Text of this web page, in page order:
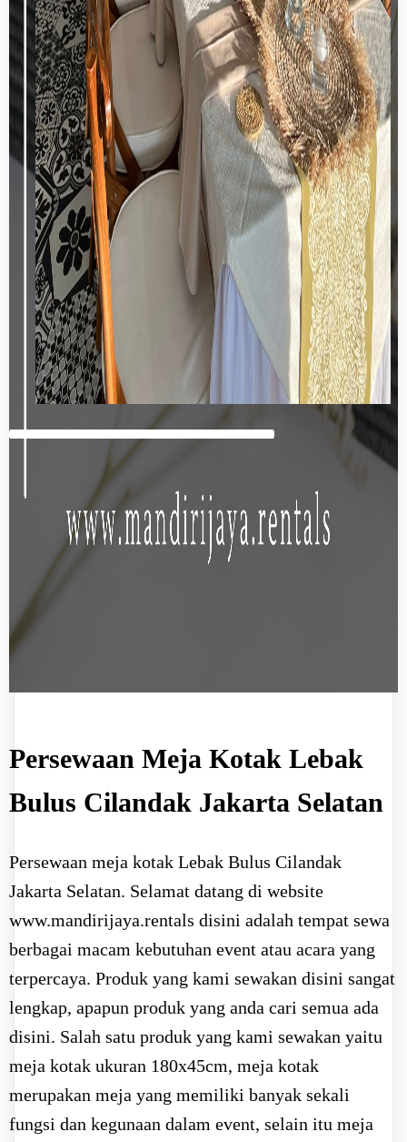
Persewaan Meja Kotak Lebak
Bulus Cilandak Jakarta Selatan
Persewaan meja kotak Lebak Bulus Cilandak
Jakarta Selatan. Selamat datang di website
www.mandirijaya.rentals disini adalah tempat sewa
berbagai macam kebutuhan event atau acara yang
terpercaya. Produk yang kami sewakan disini sangat
lengkap, apapun produk yang anda cari semua ada
disini. Salah satu produk yang kami sewakan yaitu
meja kotak ukuran 180x45cm, meja kotak
merupakan meja yang memiliki banyak sekali
fungsi dan kegunaan dalam event, selain itu meja